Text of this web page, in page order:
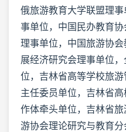
俄旅游教育大学联盟理
事单位，中国民办教育
理事单位，中国旅游协
展经济研究会理事单位
位，吉林省高等学校旅
主任委员单位，吉林省
作体牵头单位，吉林省
游协会理论研究与教育